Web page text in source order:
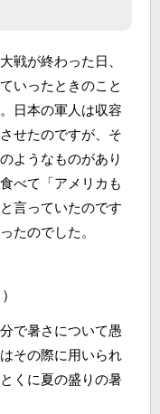
戦が終わった日、
いったときのこと
日本の軍人は収容
せたのですが、そ
ようなものがあり
べて「アメリカも
言っていたのです
たのでした。
で暑さについて愚
その際に用いられ
くに夏の盛りの暑